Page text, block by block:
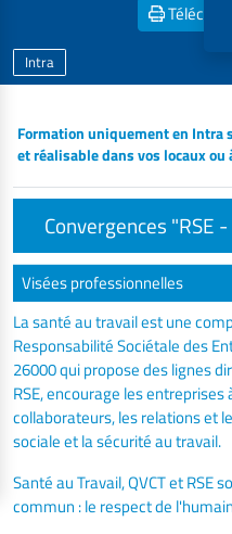
Intra
Formation uniquement en Intra
et réalisable dans vos locaux ou
Convergences "RSE
Visées professionnelles
La santé au travail est une
Responsabilité Sociétale des
26000 qui propose des lignes
RSE, encourage les
collaborateurs, les relations et
sociale et la sécurité au travail.
Santé au Travail, QVCT et RSE
commun : le respect de